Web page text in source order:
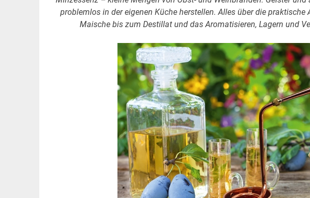
problemlos in der eigenen Küche herstellen. Alles über die
Maische bis zum Destillat und das Aromatisieren, Lagern und